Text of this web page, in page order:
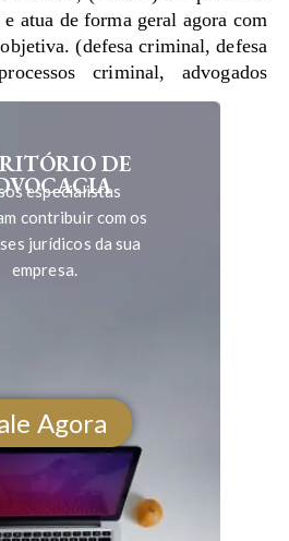
e atua de forma geral agora com
(defesa criminal, defesa
criminal, advogados
DE
especialistas
contribuir com os
jurídicos da sua
empresa.
Agora